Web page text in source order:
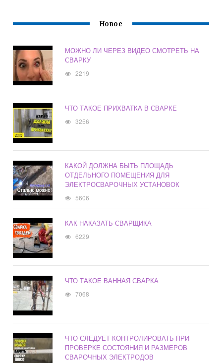
Новое
МОЖНО ЛИ ЧЕРЕЗ ВИДЕО СМОТРЕТЬ НА
СВАРКУ
2219
ЧТО ТАКОЕ ПРИХВАТКА В СВАРКЕ
3256
КАКОЙ ДОЛЖНА БЫТЬ ПЛОЩАДЬ
ОТДЕЛЬНОГО ПОМЕЩЕНИЯ ДЛЯ
ЭЛЕКТРОСВАРОЧНЫХ УСТАНОВОК
5606
КАК НАКАЗАТЬ СВАРЩИКА
6229
ЧТО ТАКОЕ ВАННАЯ СВАРКА
7068
ЧТО СЛЕДУЕТ КОНТРОЛИРОВАТЬ ПРИ
ПРОВЕРКЕ СОСТОЯНИЯ И РАЗМЕРОВ
СВАРОЧНЫХ ЭЛЕКТРОДОВ